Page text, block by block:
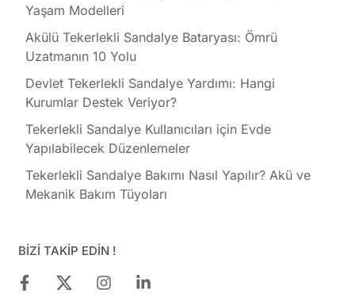
Yaşam Modelleri
Akülü Tekerlekli Sandalye Bataryası: Ömrü
Uzatmanın 10 Yolu
Devlet Tekerlekli Sandalye Yardımı: Hangi
Kurumlar Destek Veriyor?
Tekerlekli Sandalye Kullanıcıları için Evde
Yapılabilecek Düzenlemeler
Tekerlekli Sandalye Bakımı Nasıl Yapılır? Akü ve
Mekanik Bakım Tüyoları
BİZİ TAKİP EDİN !